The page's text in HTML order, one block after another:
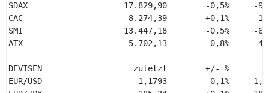
SDAX                    17.829,90        -0,5%     -
CAC                      8.274,39        +0,1%
SMI                     13.447,18        -0,5%     -
ATX                      5.702,13        -0,8%     -
DEVISEN                   zuletzt        +/- %
EUR/USD                    1,1793        -0,1%